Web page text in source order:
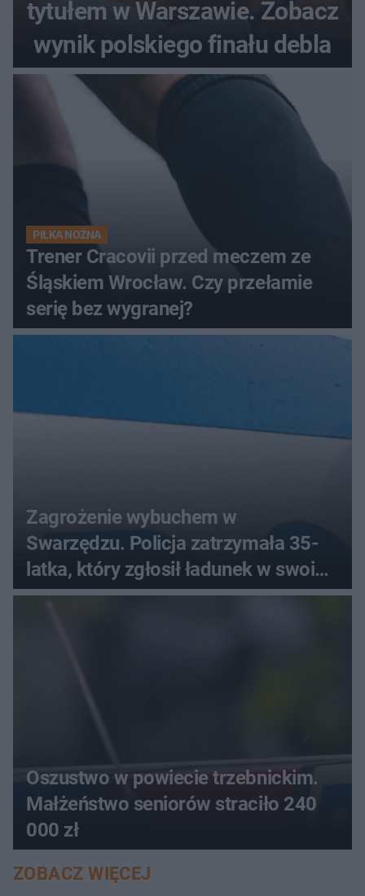
tytułem w Warszawie. Zobacz
wynik polskiego finału debla
PIŁKA NOŻNA
Trener Cracovii przed meczem ze
Śląskiem Wrocław. Czy przełamie
serię bez wygranej?
Zagrożenie wybuchem w
Swarzędzu. Policja zatrzymała 35-
latka, który zgłosił ładunek w swoim
aucie
Oszustwo w powiecie trzebnickim.
Małżeństwo seniorów straciło 240
000 zł
ZOBACZ WIĘCEJ